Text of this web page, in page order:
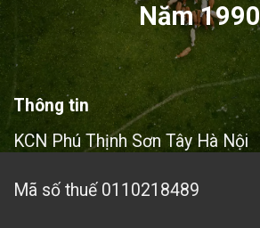
Năm 1990
Thông tin
KCN Phú Thịnh Sơn Tây Hà Nội
Mã số thuế 0110218489